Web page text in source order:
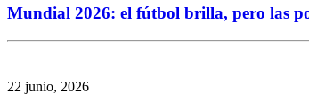
Mundial 2026: el fútbol brilla, pero las
22 junio, 2026